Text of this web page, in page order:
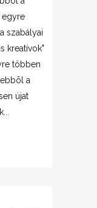
egyre
szabályai
kreatívok"
többen
a
újat